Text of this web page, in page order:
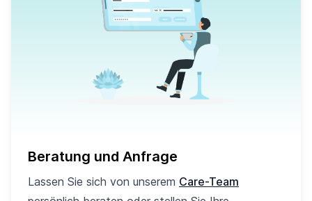
Beratung und Anfrage
Lassen Sie sich von unserem Care-Team